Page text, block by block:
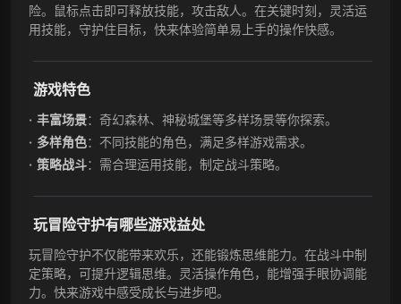
险。鼠标点击即可释放技能，攻击敌人。在关键时刻，灵活运
用技能，守护住目标，快来体验简单易上手的操作快感。
游戏特色
丰富场景：奇幻森林、神秘城堡等多样场景等你探索。
多样角色：不同技能的角色，满足多样游戏需求。
策略战斗：需合理运用技能，制定战斗策略。
玩冒险守护有哪些游戏益处
玩冒险守护不仅能带来欢乐，还能锻炼思维能力。在战斗中制
定策略，可提升逻辑思维。灵活操作角色，能增强手眼协调能
力。快来游戏中感受成长与进步吧。